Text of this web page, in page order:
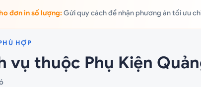
đơn in số lượng:Gửi quy cách để nhận phương án tối ưu
HỢP
vụ thuộc Phụ Kiện